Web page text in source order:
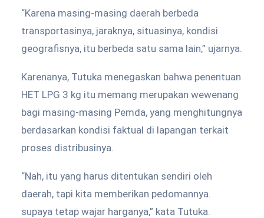
“Karena masing-masing daerah berbeda
transportasinya, jaraknya, situasinya, kondisi
geografisnya, itu berbeda satu sama lain,” ujarnya.
Karenanya, Tutuka menegaskan bahwa penentuan
HET LPG 3 kg itu memang merupakan wewenang
bagi masing-masing Pemda, yang menghitungnya
berdasarkan kondisi faktual di lapangan terkait
proses distribusinya.
“Nah, itu yang harus ditentukan sendiri oleh
daerah, tapi kita memberikan pedomannya.
supaya tetap wajar harganya,” kata Tutuka.